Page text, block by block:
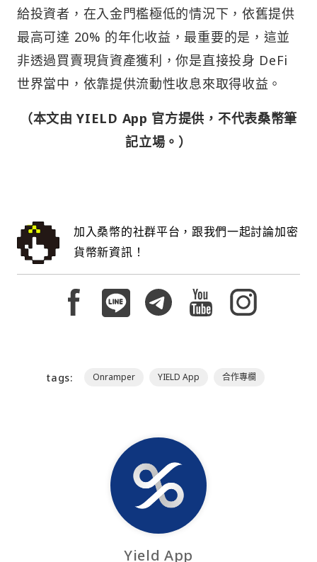
給投資者，在入金門檻極低的情況下，依舊提供
最高可達 20% 的年化收益，最重要的是，這並
非透過買賣現貨資產獲利，你是直接投身 DeFi
世界當中，依靠提供流動性收息來取得收益。
（本文由 YIELD App 官方提供，不代表桑幣筆
記立場。）
加入桑幣的社群平台，跟我們一起討論加密
貨幣新資訊！
tags: Onramper YIELD App 合作專欄
Yield App